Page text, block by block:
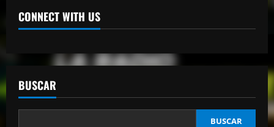
CONNECT WITH US
BUSCAR
BUSCAR
Escolta presidencial se accidenta y deja
tres heridos en Puerto Plata
de una víctima del Jet Set en el Palacio
de Justicia